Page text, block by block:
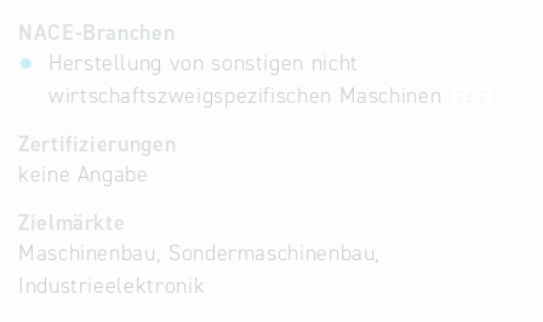
NACE-Branchen
Herstellung von sonstigen nicht
wirtschaftszweigspezifischen Maschinen
Zertifizierungen
keine Angabe
Zielmärkte
Maschinenbau, Sondermaschinenbau,
Industrieelektronik